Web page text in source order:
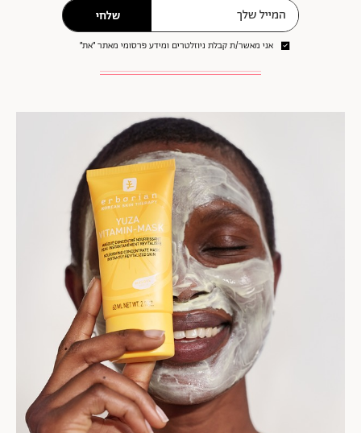
שלחי
אני מאשר/ת קבלת ניוזלטרים ומידע פרסומי מאתר ״את״